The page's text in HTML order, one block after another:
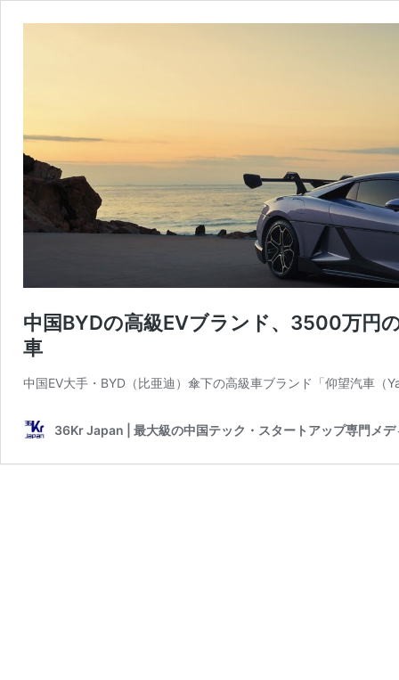
中国BYDの高級EVブランド、3500万円
車
中国EV大手・BYD（比亜迪）傘下の高級車ブランド「仰望汽車
36Kr Japan | 最大級の中国テック・スタートアップ専門メデ